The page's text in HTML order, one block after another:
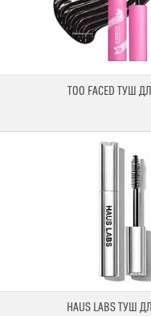
TOO FACED ТУШ
HAUS LABS ТУШ